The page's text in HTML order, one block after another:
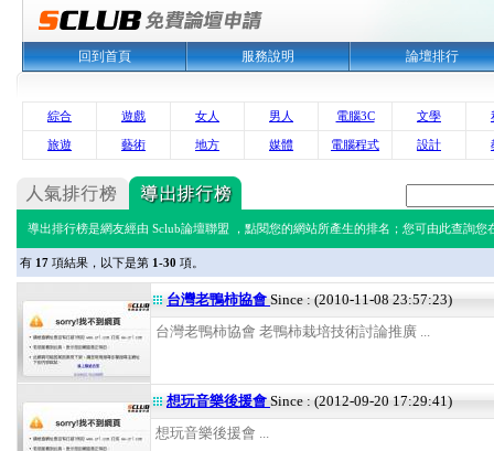
回到首頁 服務說明 論壇排行
綜合 遊戲 女人 男人 電腦3C 文學
旅遊 藝術 地方 媒體 電腦程式 設計
導出排行榜是網友經由 Sclub論壇聯盟 ，點閱您的網站所產生的排名；您可由此查詢您
有 17 項結果，以下是第 1-30 項。
台灣老鴨柿協會 Since : (2010-11-08 23:57:23)
台灣老鴨柿協會 老鴨柿栽培技術討論推廣 ...
想玩音樂後援會 Since : (2012-09-20 17:29:41)
想玩音樂後援會 ...